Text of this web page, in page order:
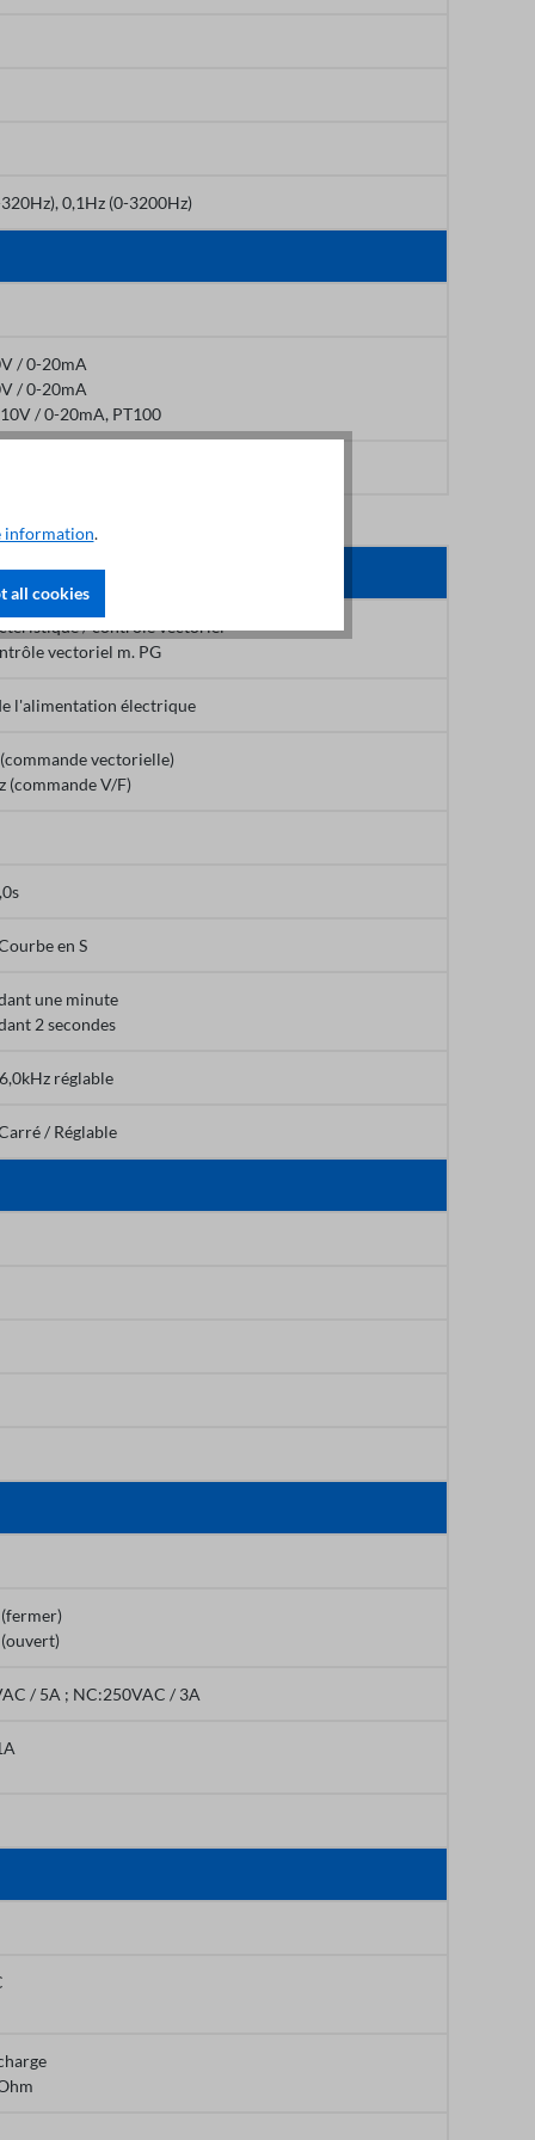
0,1Hz (0-3200Hz)
/ 0-20mA
/ 0-20mA
/ 0-20mA, PT100
/ contrôle vectoriel
vectoriel m. PG
l'alimentation électrique
vectorielle)
(commande V/F)
en S
une minute
2 secondes
réglable
/ Réglable
/ 5A ; NC:250VAC / 3A
information.
all cookies